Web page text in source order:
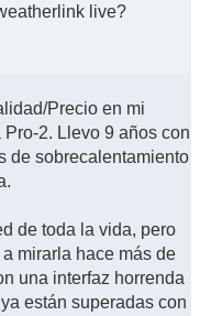
live?
Precio en mi
2. Llevo 9 años con
de sobrecalentamiento
de toda la vida, pero
mirarla hace más de
una interfaz horrenda
están superadas con